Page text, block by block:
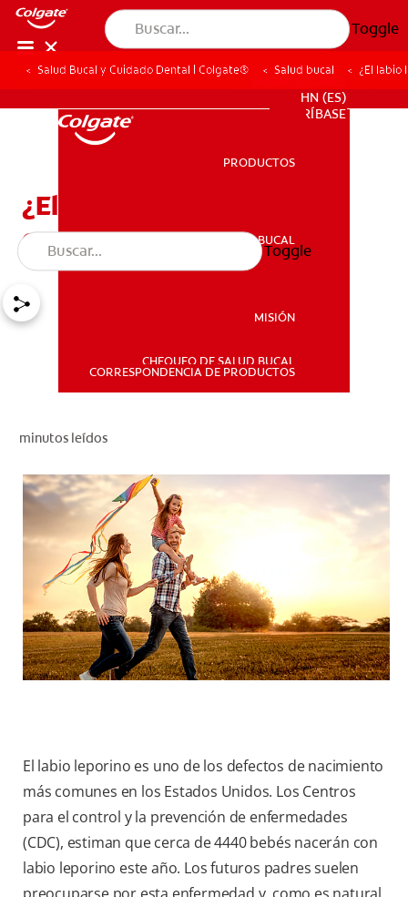
Toggle
SALUD BUCAL
SUSCRÍBASE
HN (ES)
SUSCRÍBASE
PRODUCTOS
SALUD BUCAL
MISIÓN
CHEQUEO DE SALUD BUCAL
CORRESPONDENCIA DE PRODUCTOS
Toggle
Salud Bucal y Cuidado Dental | Colgate® Salud bucal ¿El labio
¿El labio leporino es
genético?
minutos leídos
El labio leporino es uno de los defectos de nacimiento
más comunes en los Estados Unidos. Los Centros
para el control y la prevención de enfermedades
(CDC), estiman que cerca de 4440 bebés nacerán con
labio leporino este año. Los futuros padres suelen